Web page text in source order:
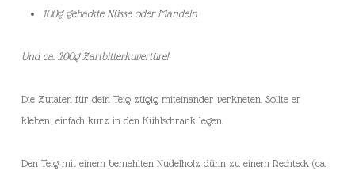
100g gehackte Nüsse oder Mandeln
Und ca. 200g Zartbitterkuvertüre!
Die Zutaten für dein Teig zügig miteinander verkneten. Sollte er
kleben, einfach kurz in den Kühlschrank legen.
Den Teig mit einem bemehlten Nudelholz dünn zu einem Rechteck (ca.